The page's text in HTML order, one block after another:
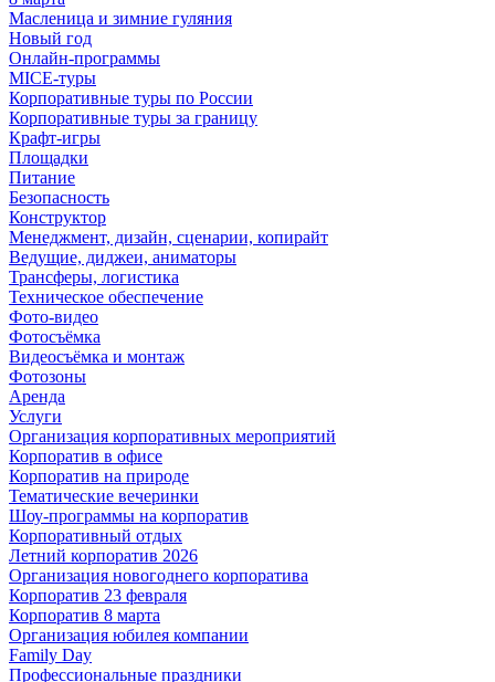
Масленица и зимние гуляния
Новый год
Онлайн-программы
MICE‑туры
Корпоративные туры по России
Корпоративные туры за границу
Крафт-игры
Площадки
Питание
Безопасность
Конструктор
Менеджмент, дизайн, сценарии, копирайт
Ведущие, диджеи, аниматоры
Трансферы, логистика
Техническое обеспечение
Фото-видео
Фотосъёмка
Видеосъёмка и монтаж
Фотозоны
Аренда
Услуги
Организация корпоративных мероприятий
Корпоратив в офисе
Корпоратив на природе
Тематические вечеринки
Шоу-программы на корпоратив
Корпоративный отдых
Летний корпоратив 2026
Организация новогоднего корпоратива
Корпоратив 23 февраля
Корпоратив 8 марта
Организация юбилея компании
Family Day
Профессиональные праздники